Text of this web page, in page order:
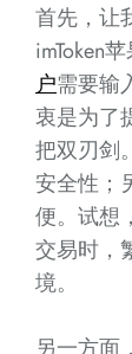
首先，让
imToken
户需要输
衷是为了
把双刃剑
安全性；
便。试想
交易时，
境。
另一方面